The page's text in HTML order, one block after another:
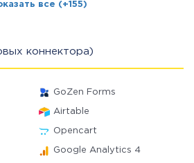
все (+155)
коннектора)
GoZen Forms
Airtable
Opencart
Google Analytics 4